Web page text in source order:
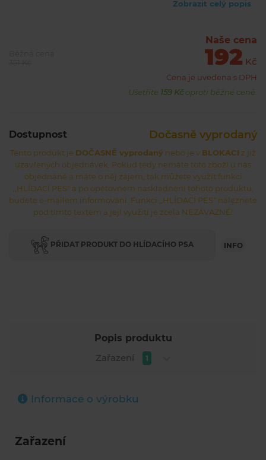
Zobrazit celý popis
Naše cena
192 Kč
Cena je uvedena s DPH
Ušetříte 159 Kčoproti běžné ceně.
Dostupnost Dočasně vyprodaný
Tento produkt je DOČASNĚ vyprodaný nebo je v BLOKACI z již
uzavřených objednávek. Pokud tedy nemáte toto zboží u nás
objednané a máte o něj zájem, tak můžete využít funkci
,,HLÍDACÍ PES" a po opětovném naskladnění tohoto produktu,
budete e-mailem informování. Funkci ,,HLÍDACÍ PES" naleznete
pod tímto textem a její využití je zcela NEZÁVAZNÉ!
PŘIDAT PRODUKT DO HLÍDACÍHO PSA INFO
Popis produktu
Zařazení
1
Informace o výrobku
Zařazení